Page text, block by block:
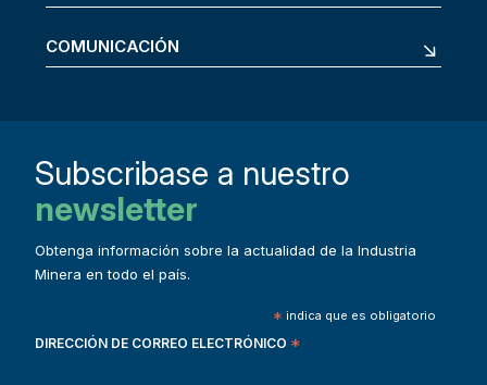
COMUNICACIÓN
Subscribase a nuestro
newsletter
Obtenga información sobre la actualidad de la Industria
Minera en todo el país.
* indica que es obligatorio
DIRECCIÓN DE CORREO ELECTRÓNICO *